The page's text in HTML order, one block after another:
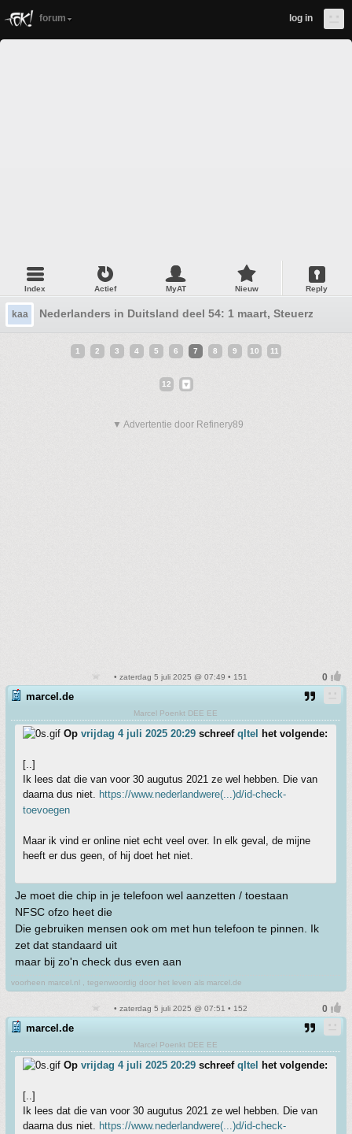
forum log in
Index Actief MyAT Nieuw Reply
kaa Nederlanders in Duitsland deel 54: 1 maart, Steuerzeit !
1 2 3 4 5 6 7 8 9 10 11
12
▼ Advertentie door Refinery89
• zaterdag 5 juli 2025 @ 07:49 • 151
marcel.de
Marcel Poenkt DEE EE
Op vrijdag 4 juli 2025 20:29 schreef qltel het volgende:
[..]
Ik lees dat die van voor 30 augutus 2021 ze wel hebben. Die van
daarna dus niet. https://www.nederlandwere(...)d/id-check-
toevoegen
Maar ik vind er online niet echt veel over. In elk geval, de mijne
heeft er dus geen, of hij doet het niet.
Je moet die chip in je telefoon wel aanzetten / toestaan
NFSC ofzo heet die
Die gebruiken mensen ook om met hun telefoon te pinnen. Ik
zet dat standaard uit
maar bij zo'n check dus even aan
voorheen marcel.nl , tegenwoordig door het leven als marcel.de
• zaterdag 5 juli 2025 @ 07:51 • 152
marcel.de
Marcel Poenkt DEE EE
Op vrijdag 4 juli 2025 20:29 schreef qltel het volgende:
[..]
Ik lees dat die van voor 30 augutus 2021 ze wel hebben. Die van
daarna dus niet. https://www.nederlandwere(...)d/id-check-